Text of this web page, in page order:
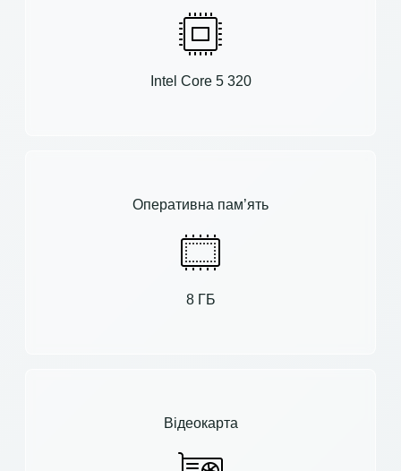
Intel Core 5 320
Оперативна пам’ять
8 ГБ
Відеокарта